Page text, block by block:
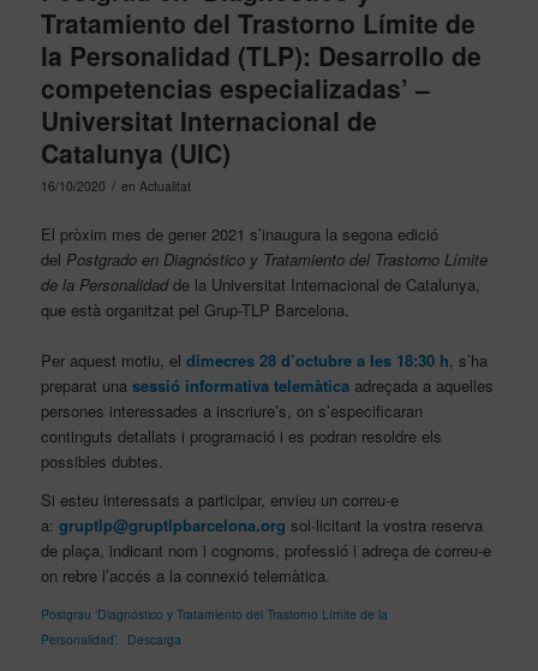
Tratamiento del Trastorno Límite de
la Personalidad (TLP): Desarrollo de
competencias especializadas’ –
Universitat Internacional de
Catalunya (UIC)
16/10/2020 / en Actualitat
El pròxim mes de gener 2021 s’inaugura la segona edició
del Postgrado en Diagnóstico y Tratamiento del Trastorno Límite
de la Personalidadde la Universitat Internacional de Catalunya,
que està organitzat pel Grup-TLP Barcelona.
Per aquest motiu, el dimecres 28 d’octubre a les 18:30 h, s’ha
preparat una sessió informativa telemàticaadreçada a aquelles
persones interessades a inscriure’s, on s’especificaran
continguts detallats i programació i es podran resoldre els
possibles dubtes.
Si esteu interessats a participar, envieu un correu-e
a: gruptlp@gruptlpbarcelona.org sol·licitant la vostra reserva
de plaça, indicant nom i cognoms, professió i adreça de correu-e
on rebre l’accés a la connexió telemàtica.
Postgrau ‘Diagnóstico y Tratamiento del Trastorno Límite de la
Personalidad’. Descarga